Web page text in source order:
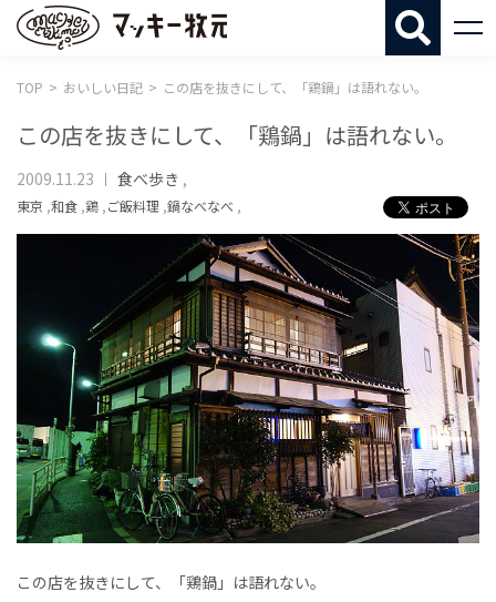
TOP おいしい日記 この店を抜きにして、「鶏鍋」は語れない。
この店を抜きにして、「鶏鍋」は語れない。
2009.11.23 食べ歩き ,
東京 ,和食 ,鶏 ,ご飯料理 ,鍋なべなべ ,
この店を抜きにして、「鶏鍋」は語れない。